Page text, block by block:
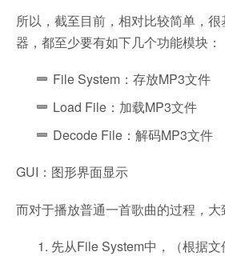
所以，截至目前，相对比较简单，
器，都至少要有如下几个功能模块：
File System：存放MP3文件
Load File：加载MP3文件
Decode File：解码MP3文件
GUI：图形界面显示
而对于播放普通一首歌曲的过程，大
先从File System中，（根据